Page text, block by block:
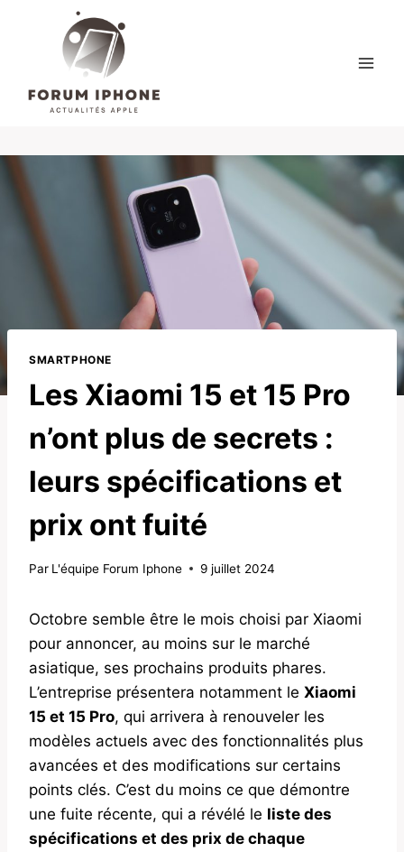
SMARTPHONE
Les Xiaomi 15 et 15 Pro
n’ont plus de secrets :
leurs spécifications et
prix ont fuité
Par L'équipe Forum Iphone 9 juillet 2024
Octobre semble être le mois choisi par Xiaomi
pour annoncer, au moins sur le marché
asiatique, ses prochains produits phares.
L’entreprise présentera notamment le Xiaomi
15 et 15 Pro, qui arrivera à renouveler les
modèles actuels avec des fonctionnalités plus
avancées et des modifications sur certains
points clés. C’est du moins ce que démontre
une fuite récente, qui a révélé le liste des
spécifications et des prix de chaque